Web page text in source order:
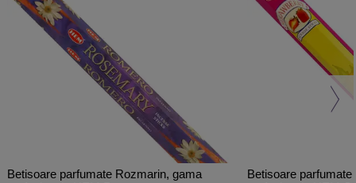
Betisoare parfumate Rozmarin, gama
Betisoare